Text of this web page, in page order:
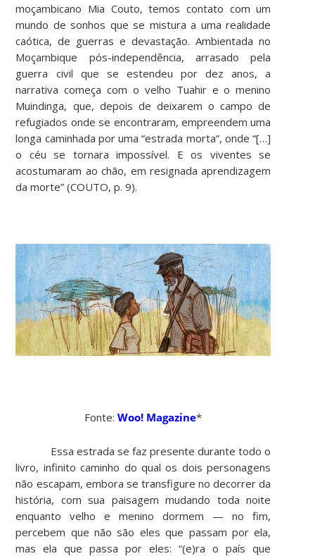
moçambicano Mia Couto, temos contato com um
mundo de sonhos que se mistura a uma realidade
caótica, de guerras e devastação. Ambientada no
Moçambique pós-independência, arrasado pela
guerra civil que se estendeu por dez anos, a
narrativa começa com o velho Tuahir e o menino
Muindinga, que, depois de deixarem o campo de
refugiados onde se encontraram, empreendem uma
longa caminhada por uma “estrada morta”, onde “[…]
o céu se tornara impossível. E os viventes se
acostumaram ao chão, em resignada aprendizagem
da morte” (COUTO, p. 9).
Fonte:Woo! Magazine*
Essa estrada se faz presente durante todo o
livro, infinito caminho do qual os dois personagens
não escapam, embora se transfigure no decorrer da
história, com sua paisagem mudando toda noite
enquanto velho e menino dormem — no fim,
percebem que não são eles que passam por ela,
mas ela que passa por eles: “(e)ra o país que